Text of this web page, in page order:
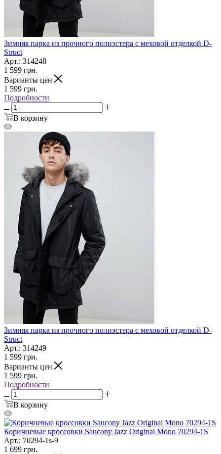
Зимняя парка из прочного полиэстера с меховой отделкой D-
Struct
Арт.: 314248
1 599 грн.
Варианты цен
1 599 грн.
Подробности
В корзину
Зимняя парка из прочного полиэстера с меховой отделкой D-
Struct
Арт.: 314249
1 599 грн.
Варианты цен
1 599 грн.
Подробности
В корзину
Коричневые кроссовки Saucony Jazz Original Mono 70294-1S
Арт.: 70294-1s-9
1 699 грн.